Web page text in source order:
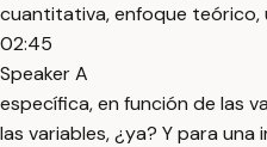
cuantitativa, enfoque teórico,
02:45
Speaker A
específica, en función de las
las variables, ¿ya? Y para